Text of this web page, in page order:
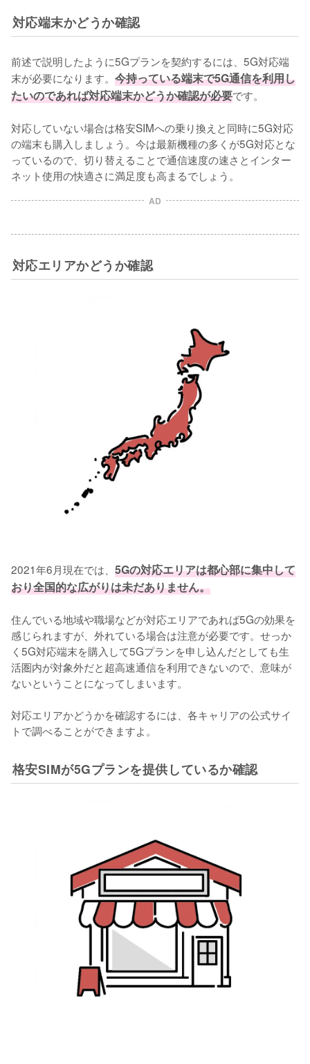
対応端末かどうか確認
前述で説明したように5Gプランを契約するには、5G対応端
末が必要になります。 今持っている端末で5G通信を利用し
たいのであれば対応端末かどうか確認が必要です。
対応していない場合は格安SIMへの乗り換えと同時に5G対応
の端末も購入しましょう。今は最新機種の多くが5G対応とな
っているので、切り替えることで通信速度の速さとインター
ネット使用の快適さに満足度も高まるでしょう。
AD
対応エリアかどうか確認
2021年6月現在では、 5Gの対応エリアは都心部に集中して
おり全国的な広がりは未だありません。
住んでいる地域や職場などが対応エリアであれば5Gの効果を
感じられますが、外れている場合は注意が必要です。せっか
く5G対応端末を購入して5Gプランを申し込んだとしても生
活圏内が対象外だと超高速通信を利用できないので、意味が
ないということになってしまいます。
対応エリアかどうかを確認するには、各キャリアの公式サイ
トで調べることができますよ。
格安SIMが5Gプランを提供しているか確認